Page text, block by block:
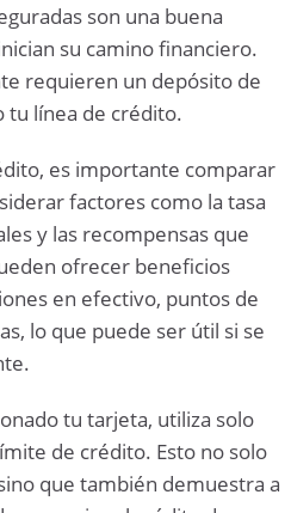
son una buena
su camino financiero.
requieren un depósito de
tu línea de crédito.
es importante comparar
factores como la tasa
y las recompensas que
ofrecer beneficios
en efectivo, puntos de
lo que puede ser útil si se
tu tarjeta, utiliza solo
de crédito. Esto no solo
que también demuestra a